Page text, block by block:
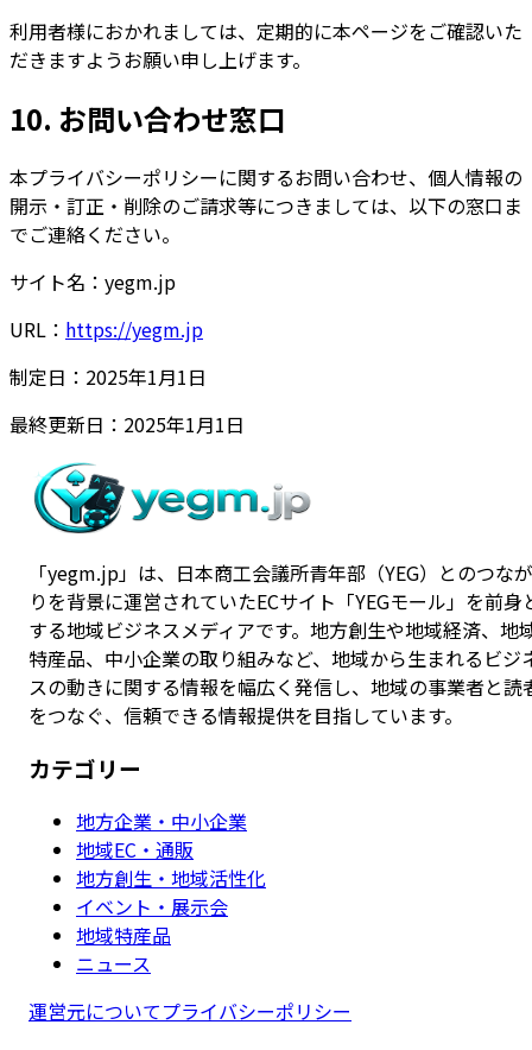
利用者様におかれましては、定期的に本ページをご確認いた
だきますようお願い申し上げます。
10. お問い合わせ窓口
本プライバシーポリシーに関するお問い合わせ、個人情報の
開示・訂正・削除のご請求等につきましては、以下の窓口ま
でご連絡ください。
サイト名 ： yegm.jp
URL ： https://yegm.jp
制定日：2025年1月1日
最終更新日：2025年1月1日
「yegm.jp」は、日本商工会議所青年部（YEG）とのつなが
りを背景に運営されていたECサイト「YEGモール」を前身
する地域ビジネスメディアです。地方創生や地域経済、地
特産品、中小企業の取り組みなど、地域から生まれるビジ
スの動きに関する情報を幅広く発信し、地域の事業者と読
をつなぐ、信頼できる情報提供を目指しています。
カテゴリー
地方企業・中小企業
地域EC・通販
地方創生・地域活性化
イベント・展示会
地域特産品
ニュース
運営元についてプライバシーポリシー